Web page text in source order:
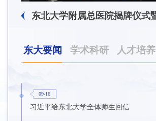
东大要闻 学术科研 人才培养
09-16
习近平给东北大学全体师生回信